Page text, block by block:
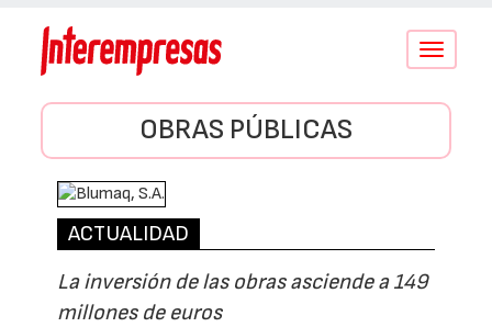
Conmutar
OBRAS PÚBLICAS
ACTUALIDAD
La inversión de las obras asciende a 149
millones de euros